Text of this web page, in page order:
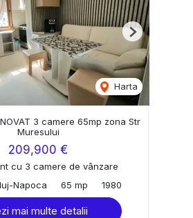
Harta
Next
3 camere 65mp zona Str
Muresului
209,900 €
cu 3 camere de vânzare
Napoca
65 mp 1980
mai multe detalii